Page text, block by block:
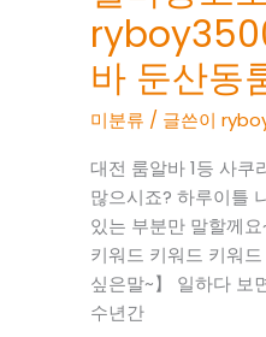
전
밤
수
입
알
바
세
종
시
3474
k
톡
ryboy3500
전
밤
고
수
입
알
바 둔산동
미분류 / 글쓴이
대전 룸알바 1등 사쿠
많으시죠? 하루이틀
있는 부분만 말할께
키워드 키워드 키워
싶은말~】 일하다
수년간